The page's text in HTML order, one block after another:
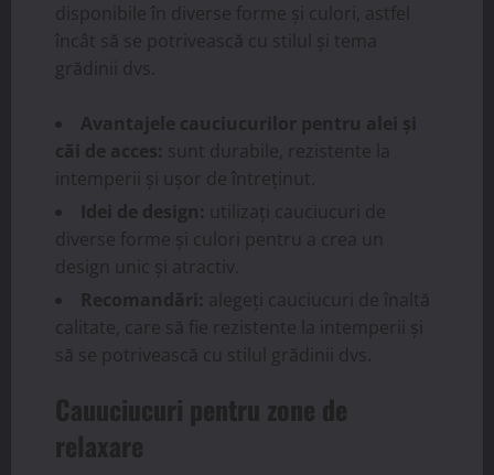
disponibile în diverse forme și culori, astfel
încât să se potrivească cu stilul și tema
grădinii dvs.
Avantajele cauciucurilor pentru alei și
căi de acces: sunt durabile, rezistente la
intemperii și ușor de întreținut.
Idei de design: utilizați cauciucuri de
diverse forme și culori pentru a crea un
design unic și atractiv.
Recomandări: alegeți cauciucuri de înaltă
calitate, care să fie rezistente la intemperii și
să se potrivească cu stilul grădinii dvs.
Cauuciucuri pentru zone de
relaxare